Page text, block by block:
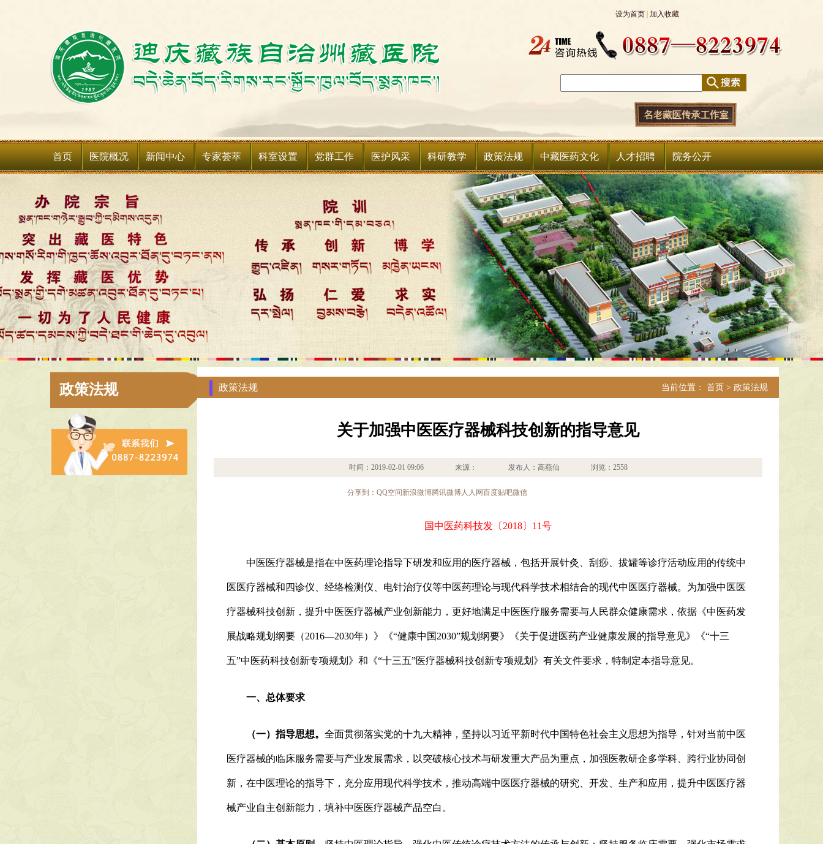
设为首页 加入收藏
首页 医院概况
领导班子
领导关怀
媒体关注
医院荣誉
新闻中心
通知公告
专家荟萃 科室设置 党群工作 医护风采 科研教学 政策法规 中藏医药文化 人才招聘 院务公开
政策法规 政策法规 当前位置： 首页 > 政策法规
关于加强中医医疗器械科技创新的指导意见
时间：2019-02-01 09:06 来源： 发布人：高燕仙 浏览： 2558
分享到： QQ空间 新浪微博腾讯微博人人网百度贴吧微信
国中医药科技发〔2018〕11号
中医医疗器械是指在中医药理论指导下研发和应用的医疗器械，包括开展针灸、刮痧、拔罐等诊疗活动应用的传统中
医医疗器械和四诊仪、经络检测仪、电针治疗仪等中医药理论与现代科学技术相结合的现代中医医疗器械。为加强中医医
疗器械科技创新，提升中医医疗器械产业创新能力，更好地满足中医医疗服务需要与人民群众健康需求，依据《中医药发
展战略规划纲要（2016—2030年）》《“健康中国2030”规划纲要》《关于促进医药产业健康发展的指导意见》《“十三
五”中医药科技创新专项规划》和《“十三五”医疗器械科技创新专项规划》有关文件要求，特制定本指导意见。
一、总体要求
（一）指导思想。 全面贯彻落实党的十九大精神，坚持以习近平新时代中国特色社会主义思想为指导，针对当前中医
医疗器械的临床服务需要与产业发展需求，以突破核心技术与研发重大产品为重点，加强医教研企多学科、跨行业协同创
新，在中医理论的指导下，充分应用现代科学技术，推动高端中医医疗器械的研究、开发、生产和应用，提升中医医疗器
械产业自主创新能力，填补中医医疗器械产品空白。